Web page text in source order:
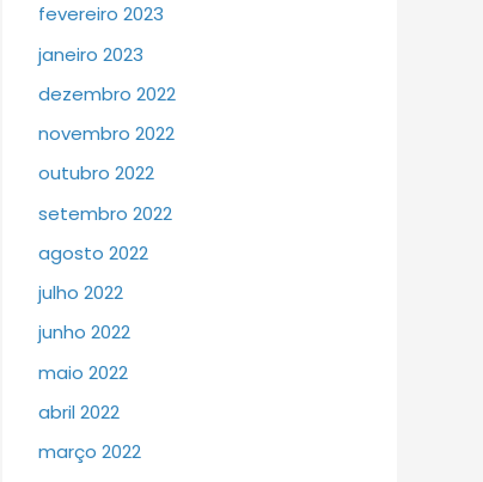
fevereiro 2023
janeiro 2023
dezembro 2022
novembro 2022
outubro 2022
setembro 2022
agosto 2022
julho 2022
junho 2022
maio 2022
abril 2022
março 2022